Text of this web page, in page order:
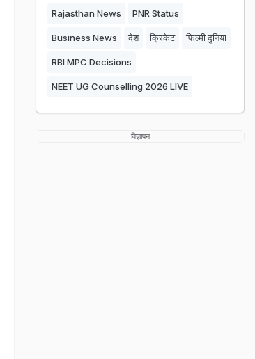
Rajasthan News PNR Status
Business News देश क्रिकेट फिल्मी दुनिया
RBI MPC Decisions
NEET UG Counselling 2026 LIVE
विज्ञापन